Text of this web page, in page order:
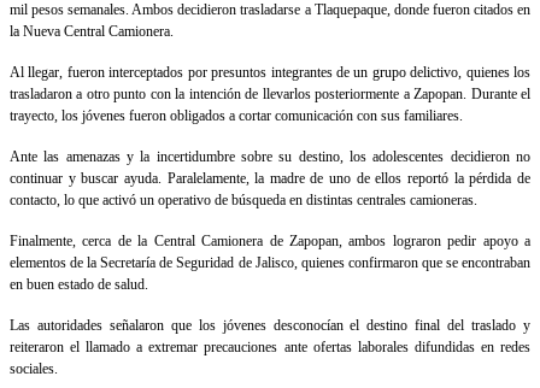
mil pesos semanales. Ambos decidieron trasladarse a Tlaquepaque, donde fueron citados en
la Nueva Central Camionera.
Al llegar, fueron interceptados por presuntos integrantes de un grupo delictivo, quienes los
trasladaron a otro punto con la intención de llevarlos posteriormente a Zapopan. Durante el
trayecto, los jóvenes fueron obligados a cortar comunicación con sus familiares.
Ante las amenazas y la incertidumbre sobre su destino, los adolescentes decidieron no
continuar y buscar ayuda. Paralelamente, la madre de uno de ellos reportó la pérdida de
contacto, lo que activó un operativo de búsqueda en distintas centrales camioneras.
Finalmente, cerca de la Central Camionera de Zapopan, ambos lograron pedir apoyo a
elementos de la Secretaría de Seguridad de Jalisco, quienes confirmaron que se encontraban
en buen estado de salud.
Las autoridades señalaron que los jóvenes desconocían el destino final del traslado y
reiteraron el llamado a extremar precauciones ante ofertas laborales difundidas en redes
sociales.